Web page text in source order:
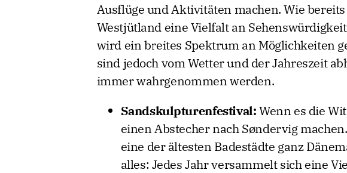
Ausflüge und Aktivitäten machen. Wie
Westjütland eine Vielfalt an
wird ein breites Spektrum an Möglichkeiten
sind jedoch vom Wetter und der Jahreszeit
immer wahrgenommen werden.
Sandskulpturenfestival:Wenn es die
einen Abstecher nach Søndervig
eine der ältesten Badestädte ganz
alles: Jedes Jahr versammelt sich eine